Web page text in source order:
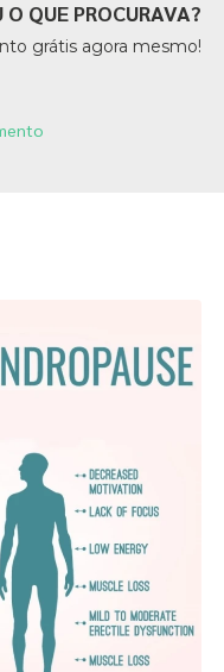
QUE PROCURAVA?
grátis agora mesmo!